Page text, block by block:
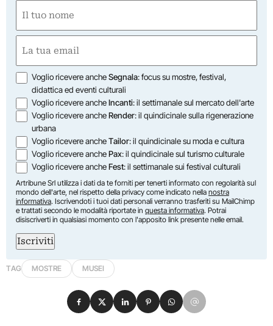
(Obbligatorio)
(Obbligatorio)
Opzioni
Voglio ricevere ancheSegnala: focus su mostre, festival,
didattica ed eventi culturali
Voglio ricevere ancheIncanti: il settimanale sul mercato dell'arte
Voglio ricevere ancheRender: il quindicinale sulla rigenerazione
urbana
Voglio ricevere ancheTailor: il quindicinale su moda e cultura
Voglio ricevere anchePax: il quindicinale sul turismo culturale
Voglio ricevere ancheFest: il settimanale sui festival culturali
Artribune Srl utilizza i dati da te forniti per tenerti informato con regolarità sul
mondo dell'arte, nel rispetto della privacy come indicato nella nostra
informativa. Iscrivendoti i tuoi dati personali verranno trasferiti su MailChimp
e trattati secondo le modalità riportate in questa informativa. Potrai
disiscriverti in qualsiasi momento con l'apposito link presente nelle email.
Iscriviti
TAG MOSTRE MUSEI
Condividi su Facebook
Condividi su X
Condividi su LinkedIn
Condividi su Pinterest
Condividi su WhatsApp
Condividi su Email